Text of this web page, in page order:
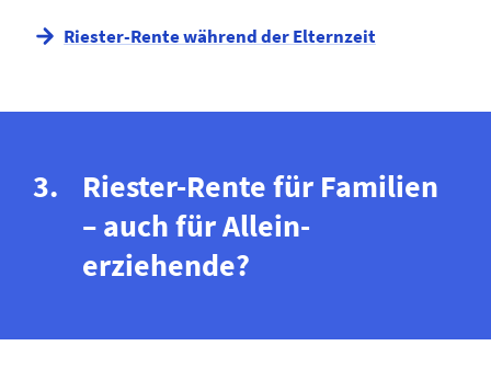
Riester-Rente während der Elternzeit
Riester-Rente für Familien
– auch für Allein­
erziehende?